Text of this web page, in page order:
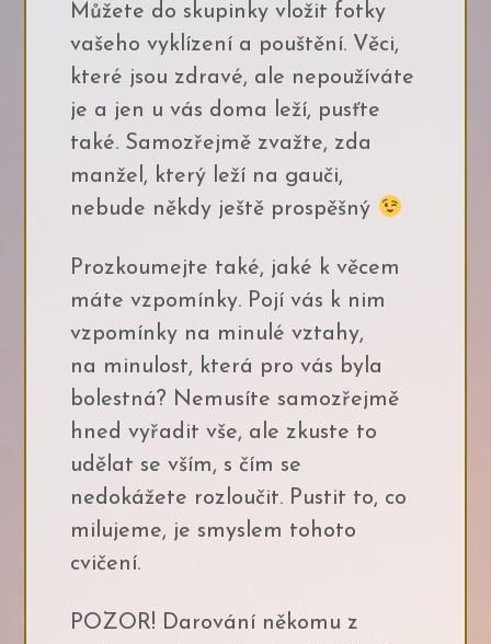
Můžete do skupinky vložit fotky
vašeho vyklízení a pouštění. Věci,
které jsou zdravé, ale nepoužíváte
je a jen u vás doma leží, pusťte
také. Samozřejmě zvažte, zda
manžel, který leží na gauči,
nebude někdy ještě prospěšný
Prozkoumejte také, jaké k věcem
máte vzpomínky. Pojí vás k nim
vzpomínky na minulé vztahy,
na minulost, která pro vás byla
bolestná? Nemusíte samozřejmě
hned vyřadit vše, ale zkuste to
udělat se vším, s čím se
nedokážete rozloučit. Pustit to, co
milujeme, je smyslem tohoto
cvičení.
POZOR! Darování někomu z